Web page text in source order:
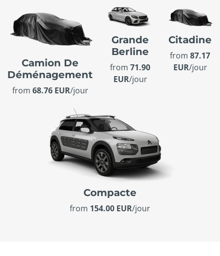
Camion De
Déménagement
from 68.76 EUR/jour
Grande
Berline
from 71.90
EUR/jour
Citadine
from 87.17
EUR/jour
Compacte
from 154.00 EUR/jour